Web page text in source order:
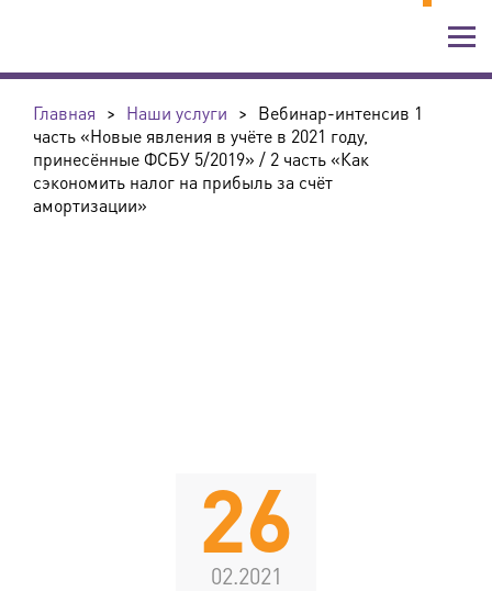
Главная > Наши услуги > Вебинар-интенсив 1
часть «Новые явления в учёте в 2021 году,
принесённые ФСБУ 5/2019» / 2 часть «Как
сэкономить налог на прибыль за счёт
амортизации»
26
02.2021